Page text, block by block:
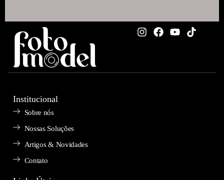
Institucional
Sobre nós
Nossas Soluções
Artigos & Novidades
Contato